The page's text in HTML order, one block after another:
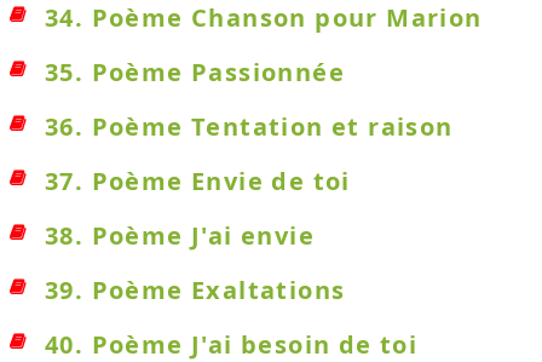
34. Poème Chanson pour Marion
35. Poème Passionnée
36. Poème Tentation et raison
37. Poème Envie de toi
38. Poème J'ai envie
39. Poème Exaltations
40. Poème J'ai besoin de toi